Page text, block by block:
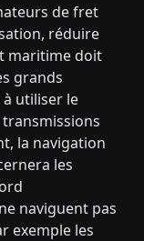
de fret
réduire
maritime doit
grands
utiliser le
la navigation
les
naviguent pas
exemple les